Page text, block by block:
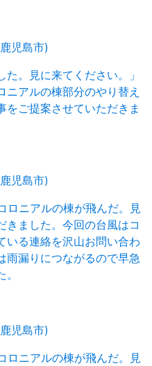
児島市)
た。見に来てください。」
ニアルの棟部分のやり替え
をご提案させていただきま
児島市)
ロニアルの棟が飛んだ。見
きました。今回の台風はコ
いる連絡を沢山お問い合わ
雨漏りにつながるので早急
児島市)
ロニアルの棟が飛んだ。見